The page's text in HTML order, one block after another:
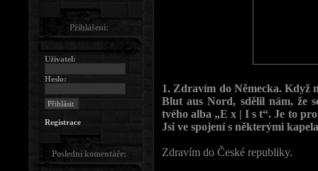
1. Zdravím do Německa. Když
Blut aus Nord, sdělil nám, že
tvého alba „E x | I s t“. Je to
Jsi ve spojení s některými
Zdravím do České republiky.
Přihlášení:
Uživatel:
Heslo:
Registrace
Poslední komentáře: